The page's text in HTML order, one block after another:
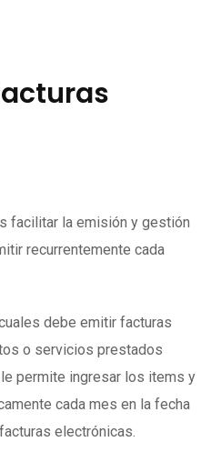
facilitar la emisión y gestión
recurrentemente cada
debe emitir facturas
o servicios prestados
permite ingresar los items y
cada mes en la fecha
electrónicas.